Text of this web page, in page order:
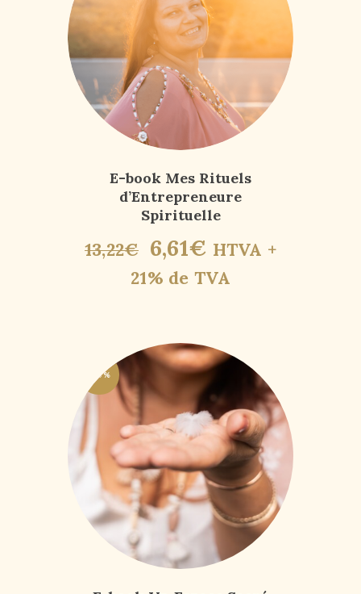
E-book Mes Rituels
d’Entrepreneure
Spirituelle
13,22€ 6,61€ HTVA +
21% de TVA
-50%